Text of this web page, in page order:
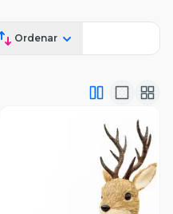
Ordenar